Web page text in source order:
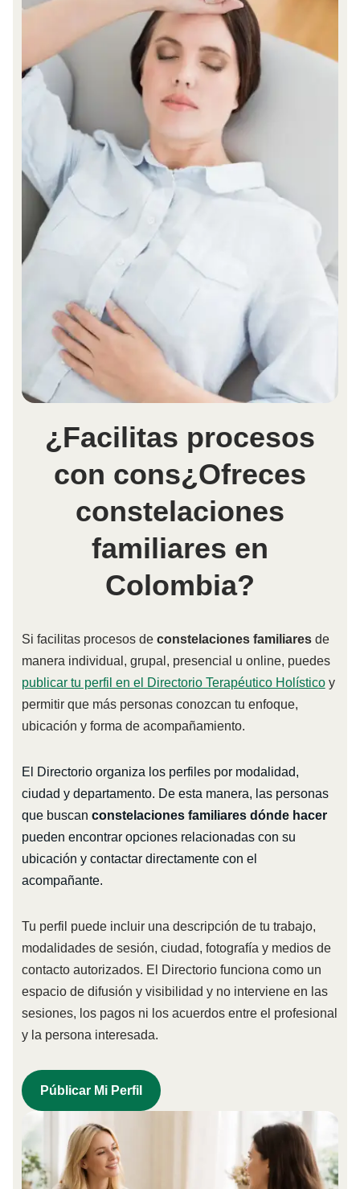
¿Facilitas procesos
con cons¿Ofreces
constelaciones
familiares en
Colombia?
Si facilitas procesos de constelaciones familiaresde
manera individual, grupal, presencial u online, puedes
publicar tu perfil en el Directorio Terapéutico Holísticoy
permitir que más personas conozcan tu enfoque,
ubicación y forma de acompañamiento.
El Directorio organiza los perfiles por modalidad,
ciudad y departamento. De esta manera, las personas
que buscan constelaciones familiares dónde hacer
pueden encontrar opciones relacionadas con su
ubicación y contactar directamente con el
acompañante.
Tu perfil puede incluir una descripción de tu trabajo,
modalidades de sesión, ciudad, fotografía y medios de
contacto autorizados. El Directorio funciona como un
espacio de difusión y visibilidad y no interviene en las
sesiones, los pagos ni los acuerdos entre el profesional
y la persona interesada.
Públicar Mi Perfil